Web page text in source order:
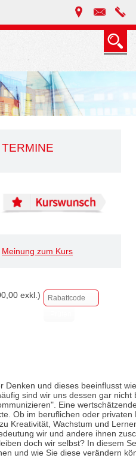
TERMINE
Meinung zum Kurs
exkl.)
Denken und dieses beeinflusst
sind wir uns dessen gar nicht
Eine
Ob im beruflichen oder
Kreativität, Wachstum und
wir und andere ihnen
doch wir selbst? In diesem
und wie Sie diese verändern